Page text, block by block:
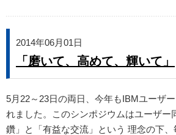
2014年06月01日
「磨いて、高めて、輝いて」
5月22～23日の両日、今年もIBMユーザ
れました。このシンポジウムはユーザー
鑽」と「有益な交流」という 理念の下